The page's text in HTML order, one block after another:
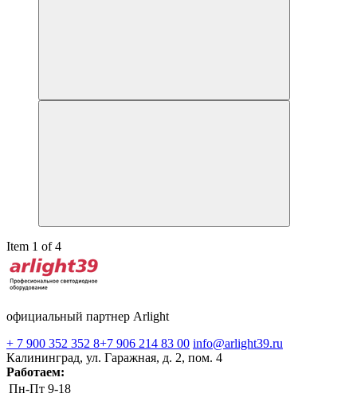
Item 1 of 4
официальный партнер Arlight
+ 7 900 352 352 8+7 906 214 83 00 info@arlight39.ru
Калининград, ул. Гаражная, д. 2, пом. 4
Работаем:
Пн-Пт 9-18